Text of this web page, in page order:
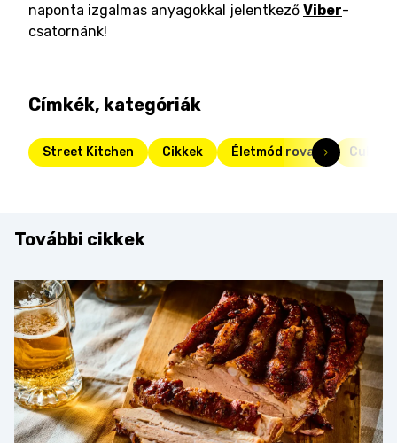
naponta izgalmas anyagokkal jelentkező Viber-
csatornánk!
Címkék, kategóriák
Street Kitchen Cikkek Életmód rovat
További cikkek